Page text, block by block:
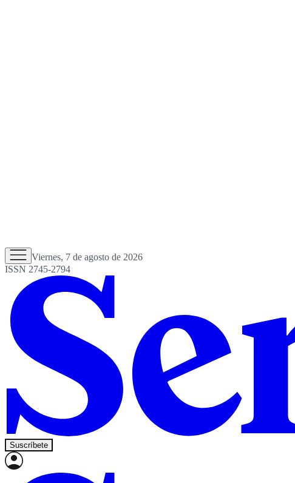
Viernes, 7 de agosto de 2026
ISSN 2745-2794
Suscríbete